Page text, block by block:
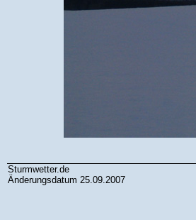
Sturmwetter.de
Änderungsdatum 25.09.2007